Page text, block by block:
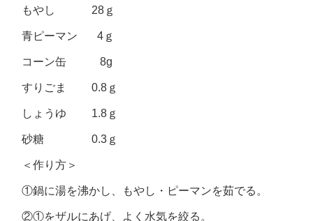
もやし 28ｇ
青ピーマン 4ｇ
コーン缶 8g
すりごま 0.8ｇ
しょうゆ 1.8ｇ
砂糖 0.3ｇ
＜作り方＞
①鍋に湯を沸かし、もやし・ピーマンを茹でる。
②①をザルにあげ、よく水気を絞る。